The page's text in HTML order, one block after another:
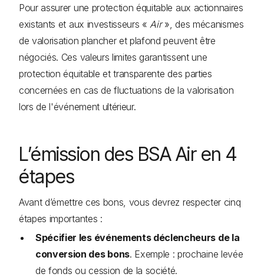
Pour assurer une protection équitable aux actionnaires
existants et aux investisseurs «Air», des mécanismes
de valorisation plancher et plafond peuvent être
négociés. Ces valeurs limites garantissent une
protection équitable et transparente des parties
concernées en cas de fluctuations de la valorisation
lors de l'événement ultérieur.
L’émission des BSA Air en 4
étapes
Avant d’émettre ces bons, vous devrez respecter cinq
étapes importantes :
Spécifier les événements déclencheurs de la
conversion des bons. Exemple : prochaine levée
de fonds ou cession de la société.